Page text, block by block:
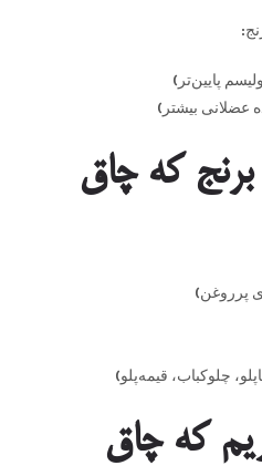
پایین‌تر)
عضلانی بیشتر)
برنج که چاق
پرروغن)
چلوکباب، قیمه‌پلو)
که چاق